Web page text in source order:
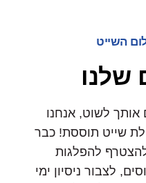
השייט
שלנו
לשוט, אנחנו
שייט תוססת! כבר
להפלגות
לצבור ניסיון ימי